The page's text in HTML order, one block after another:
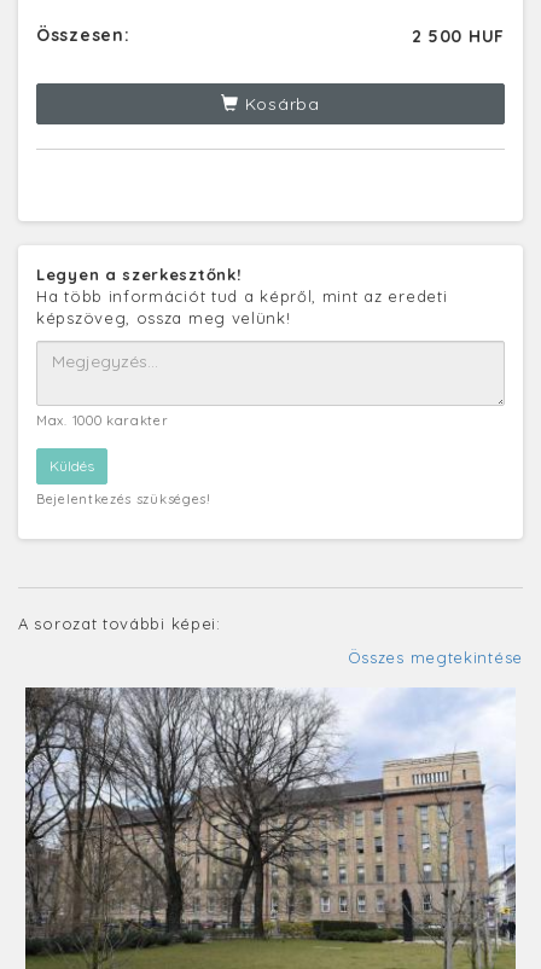
Összesen: 2 500 HUF
Kosárba
Legyen a szerkesztőnk!
Ha több információt tud a képről, mint az eredeti
képszöveg, ossza meg velünk!
Max. 1000 karakter
Bejelentkezés szükséges!
A sorozat további képei:
Összes megtekintése